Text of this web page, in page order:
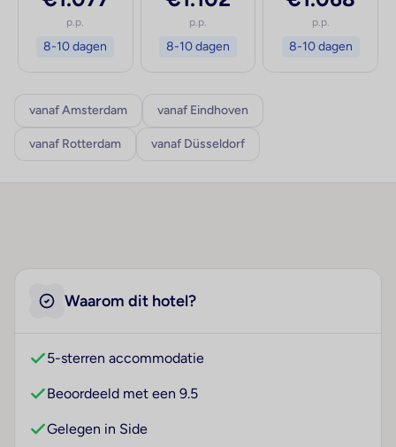
p.p.
8-10 dagen
p.p.
8-10 dagen
p.p.
8-10 dagen
vanaf Amsterdam vanaf Eindhoven
vanaf Rotterdam vanaf Düsseldorf
Waarom dit hotel?
5-sterren accommodatie
Beoordeeld met een 9.5
Gelegen in Side